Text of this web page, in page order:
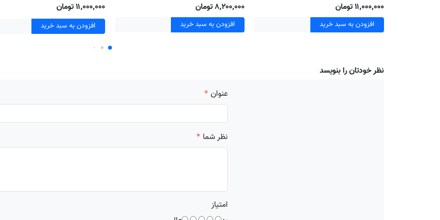
۱۱٬۰۰۰٬۰۰۰ تومان
افزودن به سبد خرید
۸٬۲۰۰٬۰۰۰ تومان
افزودن به سبد خرید
۱۱٬۰۰۰٬۰۰۰ تومان
افزودن به سبد خرید
نظر خودتان را بنویسد
عنوان *
نظر شما *
امتیاز